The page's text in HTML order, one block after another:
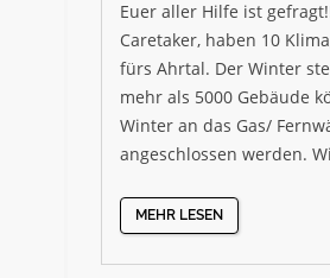
Euer aller Hilfe ist
Caretaker, haben 10
fürs Ahrtal. Der Winter
mehr als 5000 Gebäude
Winter an das Gas/
angeschlossen werden.
MEHR LESEN